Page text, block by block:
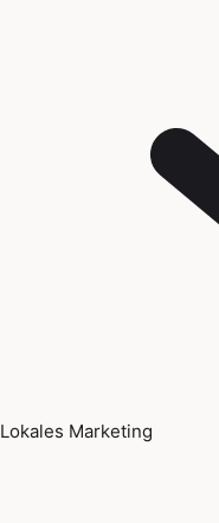
Lokales Marketing